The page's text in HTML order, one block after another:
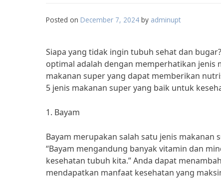
Posted on December 7, 2024 by adminupt
Siapa yang tidak ingin tubuh sehat dan
optimal adalah dengan memperhatikan jenis
makanan super yang dapat memberikan
5 jenis makanan super yang baik untuk
1. Bayam
Bayam merupakan salah satu jenis makanan
“Bayam mengandung banyak vitamin dan
kesehatan tubuh kita.” Anda dapat
mendapatkan manfaat kesehatan yang